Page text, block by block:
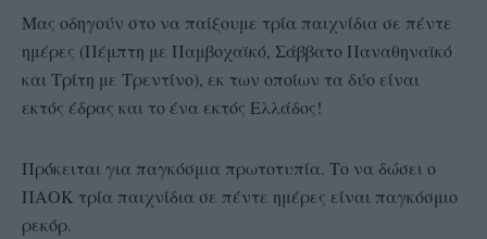
Μας οδηγούν στο να παίξουμε τρία παιχνίδια σε πέντε
ημέρες (Πέμπτη με Παμβοχαϊκό, Σάββατο Παναθηναϊκό
και Τρίτη με Τρεντίνο), εκ των οποίων τα δύο είναι
εκτός έδρας και το ένα εκτός Ελλάδος!
Πρόκειται για παγκόσμια πρωτοτυπία. Το να δώσει ο
ΠΑΟΚ τρία παιχνίδια σε πέντε ημέρες είναι παγκόσμιο
ρεκόρ.